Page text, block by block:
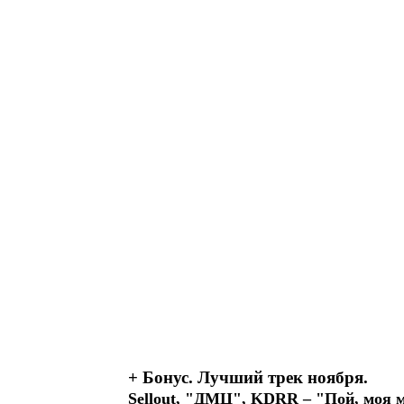
+ Бонус. Лучший трек ноября.
Sellout, "ДМЦ", KDRR – "Пой, моя